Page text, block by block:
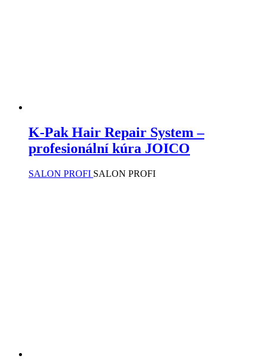
K-Pak Hair Repair System –
profesionální kúra JOICO
SALON PROFI SALON PROFI